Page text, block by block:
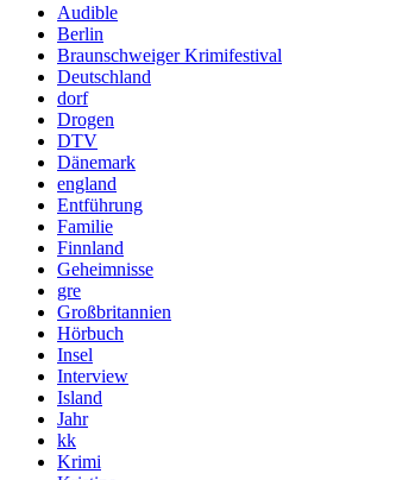
Audible
Berlin
Braunschweiger Krimifestival
Deutschland
dorf
Drogen
DTV
Dänemark
england
Entführung
Familie
Finnland
Geheimnisse
gre
Großbritannien
Hörbuch
Insel
Interview
Island
Jahr
kk
Krimi